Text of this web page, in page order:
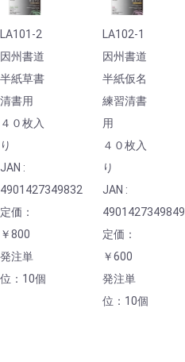
LA101-2
因州書道
半紙草書
清書用
４０枚入
り
JAN :
4901427349832
定価：
￥800
発注単
位：10個
LA102-1
因州書道
半紙仮名
練習清書
用
４０枚入
り
JAN :
4901427349849
定価：
￥600
発注単
位：10個